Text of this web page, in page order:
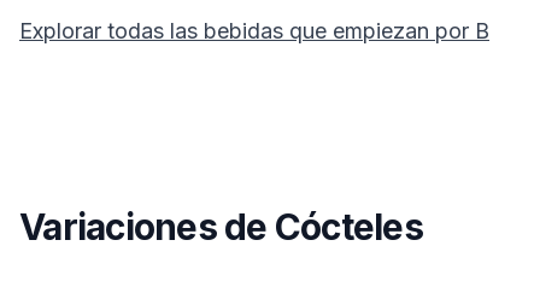
Explorar todas las bebidas que empiezan por B
Variaciones de Cócteles